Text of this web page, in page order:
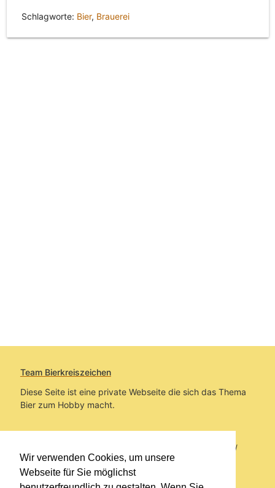
Wir verwenden Cookies, um unsere
Webseite für Sie möglichst
Schlagworte: Bier, Brauerei
Team Bierkreiszeichen
Diese Seite ist eine private Webseite die sich das Thema
Bier zum Hobby macht.
Sie befinden sich auf https://www.bierkreiszeichen.at/
im Pfad:Übers Bier/Biersorten